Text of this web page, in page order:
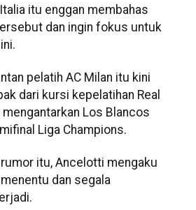
itu enggan membahas
dan ingin fokus untuk
pelatih AC Milan itu kini
dari kursi kepelatihan Real
Los Blancos
Liga Champions.
itu, Ancelotti mengaku
dan segala